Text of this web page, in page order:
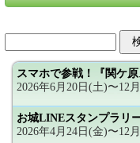
スマホで参戦！『関ケ原
2026年6月20日(土)〜12
お城LINEスタンプラリ
2026年4月24日(金)〜12